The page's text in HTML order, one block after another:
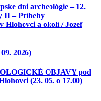
dni archeológie – 12.
II – Príbehy
Hlohovci a okolí / Jozef
2026)
OBJAVY pod
(23. 05. o 17.00)